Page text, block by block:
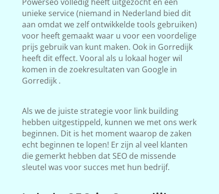
unieke service (niemand in Nederland bied dit
aan omdat we zelf ontwikkelde tools gebruiken)
voor heeft gemaakt waar u voor een voordelige
prijs gebruik van kunt maken. Ook in Gorredijk
heeft dit effect. Vooral als u lokaal hoger wil
komen in de zoekresultaten van Google in
Gorredijk .
Als we de juiste strategie voor link building
hebben uitgestippeld, kunnen we met ons werk
beginnen. Dit is het moment waarop de zaken
echt beginnen te lopen! Er zijn al veel klanten
die gemerkt hebben dat SEO de missende
sleutel was voor succes met hun bedrijf.